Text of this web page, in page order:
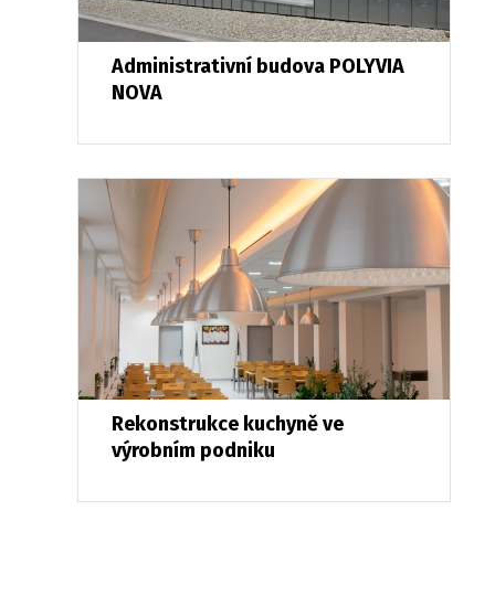
Administrativní budova POLYVIA
NOVA
Rekonstrukce kuchyně ve
výrobním podniku